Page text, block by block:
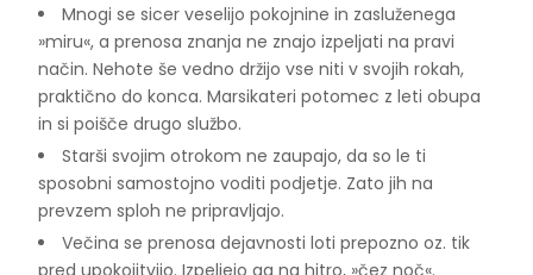
Mnogi se sicer veselijo pokojnine in zasluženega
»miru«, a prenosa znanja ne znajo izpeljati na pravi
način. Nehote še vedno držijo vse niti v svojih rokah,
praktično do konca. Marsikateri potomec z leti obupa
in si poišče drugo službo.
Starši svojim otrokom ne zaupajo, da so le ti
sposobni samostojno voditi podjetje. Zato jih na
prevzem sploh ne pripravljajo.
Večina se prenosa dejavnosti loti prepozno oz. tik
pred upokojitvijo. Izpeljejo ga na hitro, »čez noč«.